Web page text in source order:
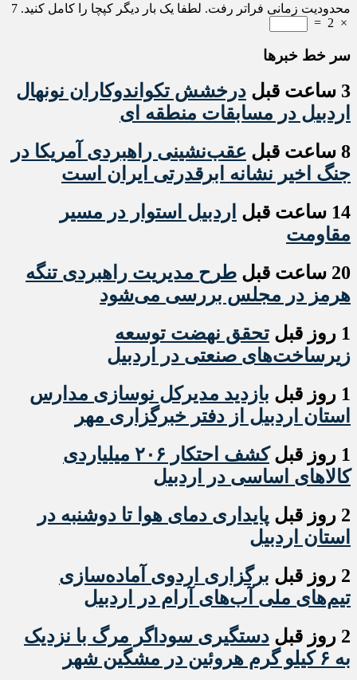
محدودیت زمانی فراتر رفت. لطفا یک بار دیگر کپچا را کامل کنید. 7
×
2
=
سر خط خبرها
3 ساعت قبل
درخشش تکواندوکاران نونهال
اردبیل در مسابقات منطقه ای
8 ساعت قبل
عقب‌نشینی راهبردی آمریکا در
جنگ اخیر نشانه ابرقدرتی ایران است
14 ساعت قبل
اردبیل استوار در مسیر
مقاومت
20 ساعت قبل
طرح مدیریت راهبردی تنگه
هرمز در مجلس بررسی می‌شود
1 روز قبل
تحقق نهضت توسعه
زیرساخت‌های صنعتی در اردبیل
1 روز قبل
بازدید مدیرکل نوسازی مدارس
استان اردبیل از دفتر خبرگزاری مهر
1 روز قبل
کشف احتکار ۲۰۶ میلیاردی
کالاهای اساسی در اردبیل
2 روز قبل
پایداری دمای هوا تا دوشنبه در
استان اردبیل
2 روز قبل
برگزاری اردوی آماده‌سازی
تیم‌های ملی آب‌های آرام در اردبیل
2 روز قبل
دستگیری سوداگر مرگ با نزدیک
به ۶ کیلو گرم هروئین در مشگین شهر